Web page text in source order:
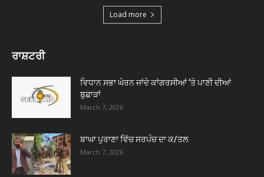
Load more
ਰਾਸ਼ਟਰੀ
ਵਿਧਾਨ ਸਭਾ ਘੇਰਨ ਜਾਂਦੇ ਕਾਂਗਰਸੀਆਂ ’ਤੇ ਪਾਣੀ ਦੀਆਂ
ਬੁਛਾੜਾਂ
March 7, 2026
ਬਾਘਾ ਪੁਰਾਣਾ ਵਿੱਚ ਸਰਪੰਚ ਦਾ ਕ/ਤਲ
March 7, 2026